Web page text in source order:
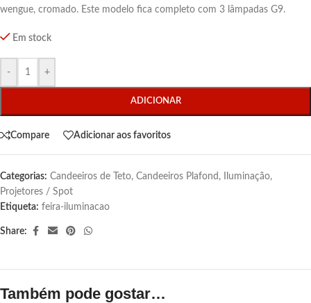
wengue, cromado. Este modelo fica completo com 3 lâmpadas G9.
Em stock
- +
ADICIONAR
Compare Adicionar aos favoritos
Categorias: Candeeiros de Teto, Candeeiros Plafond , Iluminação,
Projetores / Spot
Etiqueta: feira-iluminacao
Share:
Também pode gostar…